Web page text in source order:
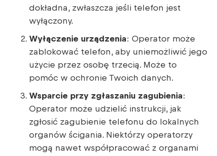
dokładna, zwłaszcza jeśli telefon jest
wyłączony.
Wyłączenie urządzenia: Operator może
zablokować telefon, aby uniemożliwić jego
użycie przez osobę trzecią. Może to
pomóc w ochronie Twoich danych.
Wsparcie przy zgłaszaniu zagubienia:
Operator może udzielić instrukcji, jak
zgłosić zagubienie telefonu do lokalnych
organów ścigania. Niektórzy operatorzy
mogą nawet współpracować z organami